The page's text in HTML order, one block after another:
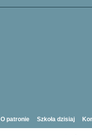
O patronie Szkoła dzisiaj